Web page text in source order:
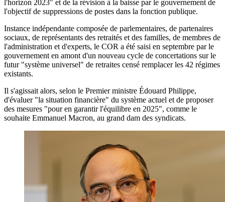
l'horizon 2023" et de la révision à la baisse par le gouvernement de
l'objectif de suppressions de postes dans la fonction publique.
Instance indépendante composée de parlementaires, de partenaires
sociaux, de représentants des retraités et des familles, de membres de
l'administration et d'experts, le COR a été saisi en septembre par le
gouvernement en amont d'un nouveau cycle de concertations sur le
futur "système universel" de retraites censé remplacer les 42 régimes
existants.
Il s'agissait alors, selon le Premier ministre Édouard Philippe,
d'évaluer "la situation financière" du système actuel et de proposer
des mesures "pour en garantir l'équilibre en 2025", comme le
souhaite Emmanuel Macron, au grand dam des syndicats.